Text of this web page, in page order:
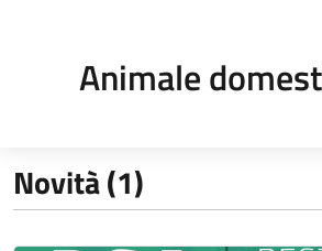
Animale
Novità (1)